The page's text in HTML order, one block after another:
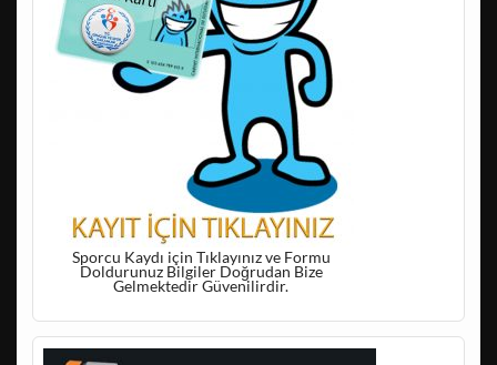
Sporcu Kaydı için Tıklayınız ve Formu
Doldurunuz Bilgiler Doğrudan Bize
Gelmektedir Güvenilirdir.